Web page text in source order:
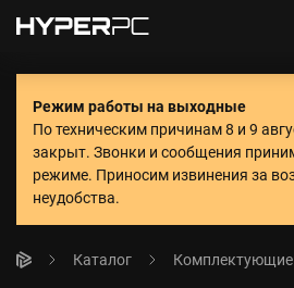
Режим работы на выходные
По техническим причинам 8 и 9
закрыт. Звонки и сообщения
режиме. Приносим извинения за
неудобства.
Каталог Комплектующие